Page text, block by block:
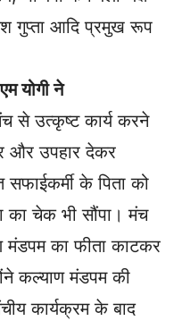
गुप्ता आदि प्रमुख रूप
योगी ने
से उत्कृष्ट कार्य करने
और उपहार देकर
सफाईकर्मी के पिता को
का चेक भी सौंपा। मंच
मंडपम का फीता काटकर
कल्याण मंडपम की
कार्यक्रम के बाद